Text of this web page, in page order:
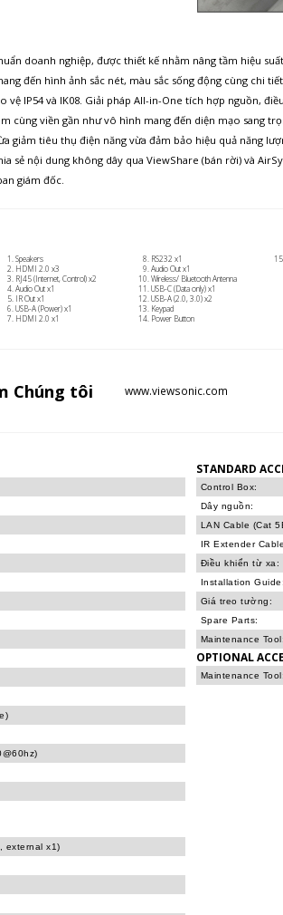
doanh nghiệp, được thiết kế nhằm nâng tầm hiệu
đến hình ảnh sắc nét, màu sắc sống động cùng
IP54 và IK08. Giải pháp All-in-One tích hợp nguồn,
cùng viền gần như vô hình mang đến diện mạo sang
tiêu thụ điện năng vừa đảm bảo hiệu quả năng
sẻ nội dung không dây qua ViewShare (bán rời) và
giám đốc.
Speakers
HDMI 2.0 x3
RJ45 (Internet, Control) x2
Audio Out x1
IR Out x1
USB-A (Power) x1
HDMI 2.0 x1
RS232 x1
Audio Out x1
Wireless/ Bluetooth Antenna
USB-C (Data only) x1
USB-A (2.0, 3.0) x2
Keypad
Power Button
Chúng tôi www.viewsonic.com
external x1)
STANDARD
Control Box:
Dây nguồn:
LAN Cable (Cat
IR Extender
Điều khiển từ xa:
Installation Guide:
Giá treo tường:
Spare Parts:
Maintenance Tool:
OPTIONAL
Maintenance Tool: